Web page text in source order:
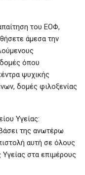
του ΕΟΦ,
άμεσα την
δομές όπου
ψυχικής
δομές φιλοξενίας
Υγείας:
της ανωτέρω
αυτή σε όλους
στα επιμέρους